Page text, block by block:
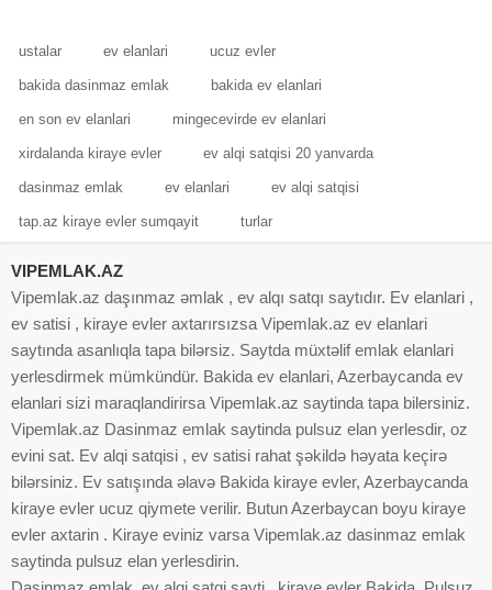
ustalar ev elanlari ucuz evler
bakida dasinmaz emlak bakida ev elanlari
en son ev elanlari mingecevirde ev elanlari
xirdalanda kiraye evler ev alqi satqisi 20 yanvarda
dasinmaz emlak ev elanlari ev alqi satqisi
tap.az kiraye evler sumqayit turlar
VIPEMLAK.AZ
Vipemlak.az daşınmaz əmlak , ev alqı satqı saytıdır. Ev elanlari ,
ev satisi , kiraye evler axtarırsızsa Vipemlak.az ev elanlari
saytında asanlıqla tapa bilərsiz. Saytda müxtəlif emlak elanlari
yerlesdirmek mümkündür. Bakida ev elanlari, Azerbaycanda ev
elanlari sizi maraqlandirirsa Vipemlak.az saytinda tapa bilersiniz.
Vipemlak.az Dasinmaz emlak saytinda pulsuz elan yerlesdir, oz
evini sat. Ev alqi satqisi , ev satisi rahat şəkildə həyata keçirə
bilərsiniz. Ev satışında əlavə Bakida kiraye evler, Azerbaycanda
kiraye evler ucuz qiymete verilir. Butun Azerbaycan boyu kiraye
evler axtarin . Kiraye eviniz varsa Vipemlak.az dasinmaz emlak
saytinda pulsuz elan yerlesdirin.